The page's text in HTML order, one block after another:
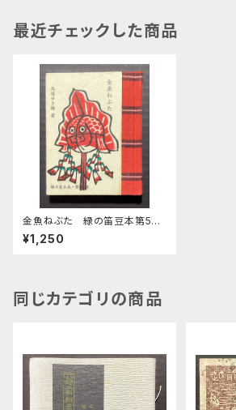
最近チェックした商品
金魚ねぶた 緑の笛豆本第56
期第224集
¥1,250
同じカテゴリの商品